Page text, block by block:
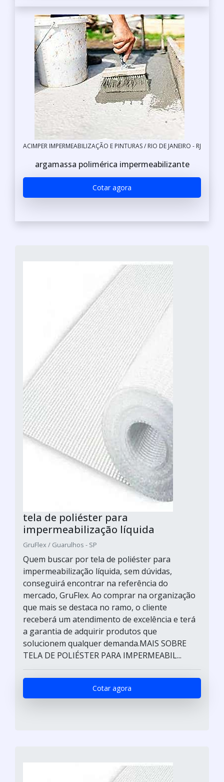
ACIMPER IMPERMEABILIZAÇÃO E PINTURAS / RIO DE JANEIRO - RJ
argamassa polimérica impermeabilizante
Cotar agora
tela de poliéster para
impermeabilização líquida
GruFlex / Guarulhos - SP
Quem buscar por tela de poliéster para
impermeabilização líquida, sem dúvidas,
conseguirá encontrar na referência do
mercado, GruFlex. Ao comprar na organização
que mais se destaca no ramo, o cliente
receberá um atendimento de excelência e terá
a garantia de adquirir produtos que
solucionem qualquer demanda.MAIS SOBRE
TELA DE POLIÉSTER PARA IMPERMEABIL...
Cotar agora